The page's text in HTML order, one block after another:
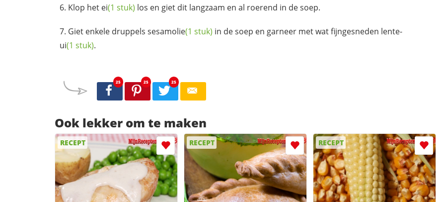
Klop het ei(1 stuk) los en giet dit langzaam en al roerend in de soep.
Giet enkele druppels sesamolie(1 stuk) in de soep en garneer met wat fijngesneden lente-
ui(1 stuk).
25 25 25
Ook lekker om te maken
RECEPT RECEPT RECEPT